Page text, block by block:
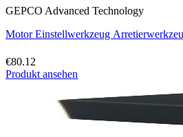
GEPCO Advanced Technology
Motor Einstellwerkzeug
€80.12
Produkt ansehen